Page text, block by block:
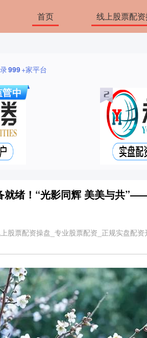
首页 线上股票配
999+家平台
就绪！“光影同辉 美美与共
股票配资操盘_专业股票配资_正规实盘配资